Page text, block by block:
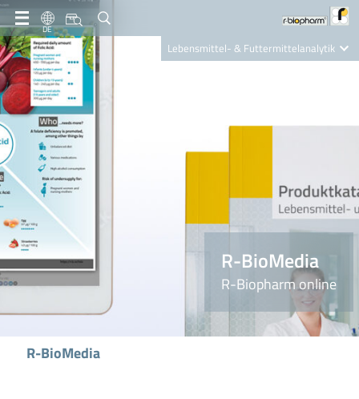
DE
Lebensmittel- & Futtermittelanalytik
Nutrition Care
R-BioMedia
R-Biopharm online
R-BioMedia